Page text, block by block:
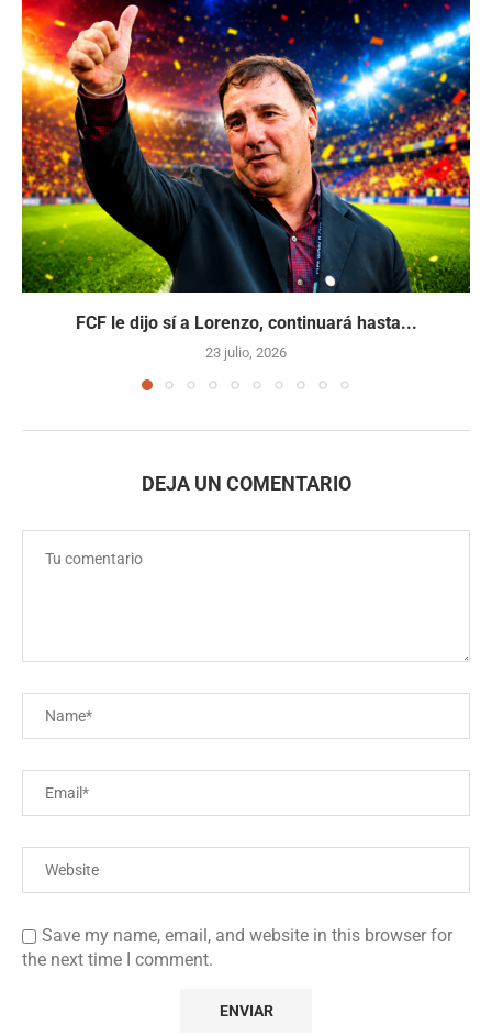
FCF le dijo sí a Lorenzo, continuará hasta...
23 julio, 2026
DEJA UN COMENTARIO
Save my name, email, and website in this browser for
the next time I comment.